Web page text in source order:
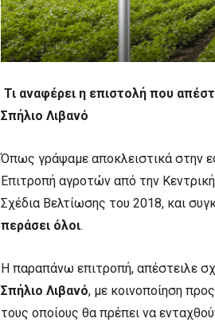
Τι αναφέρει η επιστολή που
Σπήλιο Λιβανό
Όπως γράψαμε αποκλειστικά στην
Επιτροπή αγροτών από την
Σχέδια Βελτίωσης του 2018, και
περάσει όλοι.
Η παραπάνω επιτροπή, απέστειλε
Σπήλιο Λιβανό, με κοινοποίηση
τους οποίους θα πρέπει να